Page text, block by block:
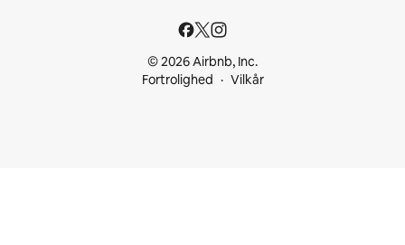
© 2026 Airbnb, Inc.
Fortrolighed
Vilkår